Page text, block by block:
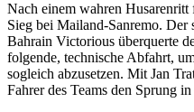
Nach einem wahren
Sieg bei Mailand-Sanremo.
Bahrain Victorious überquerte
folgende, technische Abfahrt,
sogleich abzusetzen. Mit Jan
Fahrer des Teams den Sprung